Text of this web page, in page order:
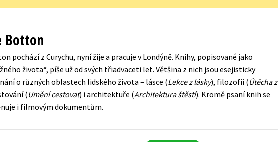
Učebnice
Umění a kultura
Výchova a pedagogika
Botton
pochází z Curychu, nyní žije a pracuje v Londýně. Knihy, popisované jako
života“, píše už od svých třiadvaceti let. Většina z nich jsou esejisticky
o různých oblastech lidského života – lásce (Lekce z lásky), filozofii (Útěcha z
(Umění cestovat) i architektuře (Architektura štěstí). Kromě psaní knih se
i filmovým dokumentům.